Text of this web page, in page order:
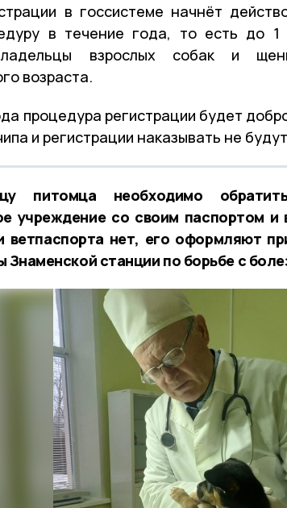
в госсистеме начнёт
в течение года, то есть до
взрослых собак и
возраста.
процедура регистрации будет
и регистрации наказывать не
питомца необходимо
учреждение со своим паспортом и
ветпаспорта нет, его оформляют
Знаменской станции по борьбе с